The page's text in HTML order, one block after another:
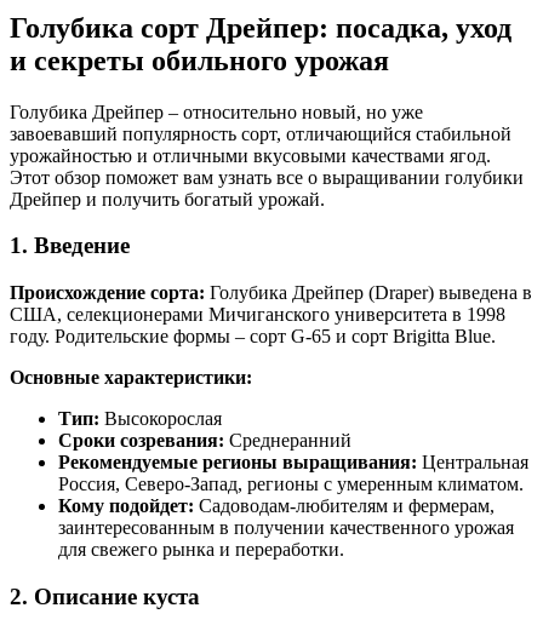
Голубика сорт Дрейпер: посадка, уход
и секреты обильного урожая
Голубика Дрейпер – относительно новый, но уже
завоевавший популярность сорт, отличающийся стабильной
урожайностью и отличными вкусовыми качествами ягод.
Этот обзор поможет вам узнать все о выращивании голубики
Дрейпер и получить богатый урожай.
1. Введение
Происхождение сорта: Голубика Дрейпер (Draper) выведена в
США, селекционерами Мичиганского университета в 1998
году. Родительские формы – сорт G-65 и сорт Brigitta Blue.
Основные характеристики:
Тип: Высокорослая
Сроки созревания: Среднеранний
Рекомендуемые регионы выращивания: Центральная
Россия, Северо-Запад, регионы с умеренным климатом.
Кому подойдет: Садоводам-любителям и фермерам,
заинтересованным в получении качественного урожая
для свежего рынка и переработки.
2. Описание куста